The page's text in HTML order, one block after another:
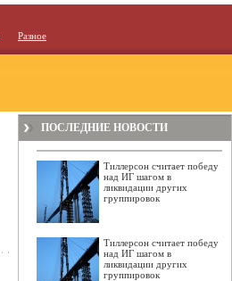
Разное
ПОСЛЕДНИЕ НОВОСТИ
Тиллерсон считает победу
над ИГ шагом в
ликвидации других
группировок
Тиллерсон считает победу
над ИГ шагом в
ликвидации других
группировок